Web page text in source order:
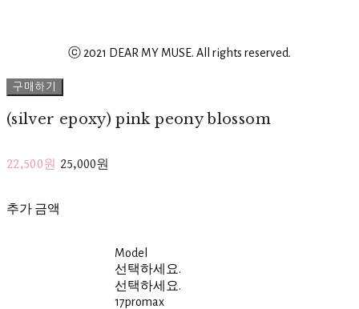
ⓒ 2021 DEAR MY MUSE. All rights reserved.
구매하기
(silver epoxy) pink peony blossom
22,500원 25,000원
추가 금액
Model
선택하세요.
선택하세요.
17promax